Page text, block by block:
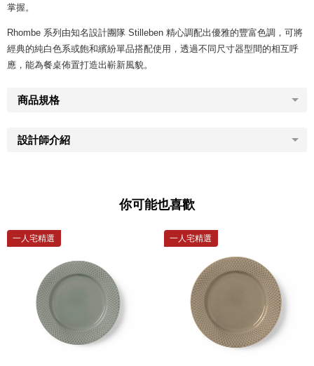
掌握。
Rhombe 系列由知名設計團隊 Stilleben 精心調配出優雅的豐富色調，可將
經典的純白色系或飽和繽紛單品搭配使用，透過不同尺寸器型間的相互呼
應，能為餐桌佈置打造出嶄新風貌。
商品規格
設計師介紹
你可能也喜歡
一人宅精選 一人宅精選